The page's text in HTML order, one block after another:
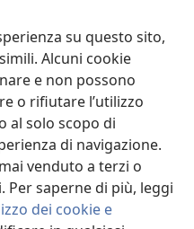
su questo sito,
Alcuni cookie
e non possono
o rifiutare l’utilizzo
al solo scopo di
di navigazione.
venduto a terzi o
Per saperne di più, leggi
dei cookie e
medico o a un altro
ritenete di essere malati,
l’utilizzo.